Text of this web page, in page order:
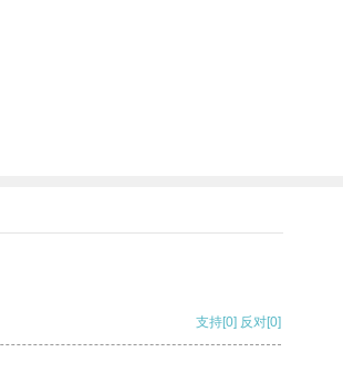
支持[0] 反对[0]